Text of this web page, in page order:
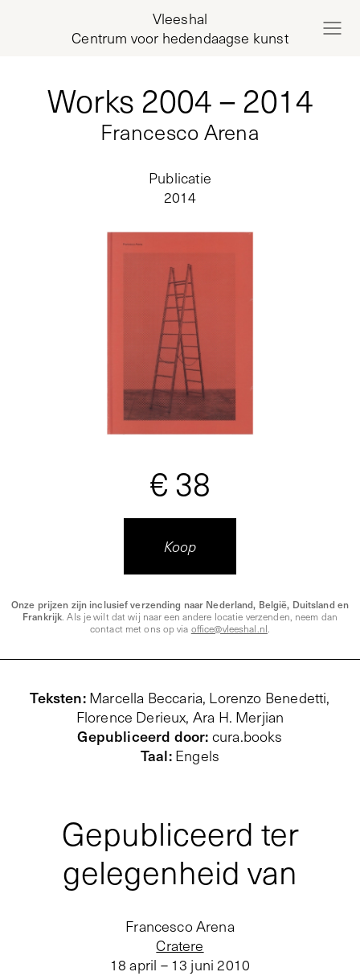
Vleeshal
Centrum voor hedendaagse kunst
Works 2004 – 2014
Francesco Arena
Publicatie
2014
€ 38
Koop
Onze prijzen zijn inclusief verzending naar Nederland, België, Duitsland en
Frankrijk . Als je wilt dat wij naar een andere locatie verzenden, neem dan
contact met ons op via office@vleeshal.nl
Teksten: Marcella Beccaria, Lorenzo Benedetti,
Florence Derieux, Ara H. Merjian
Gepubliceerd door: cura.books
Taal: Engels
Gepubliceerd ter
gelegenheid van
Cratere
Francesco Arena
18 april – 13 juni 2010